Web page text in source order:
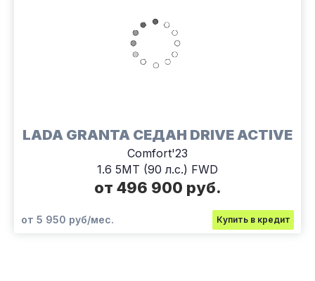
LADA GRANTA СЕДАН DRIVE ACTIVE
Comfort'23
1.6 5MT (90 л.с.) FWD
от 496 900 руб.
от 5 950 руб/мес. Купить в кредит